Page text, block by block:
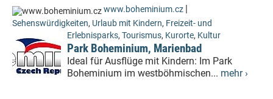
www.boheminium.cz
Sehenswürdigkeiten, Urlaub mit Kindern, Freizeit- und
Erlebnisparks, Tourismus, Kurorte, Kultur
Park Boheminium, Marienbad
Ideal für Ausflüge mit Kindern: Im Park
Boheminium im westböhmischen... mehr ›